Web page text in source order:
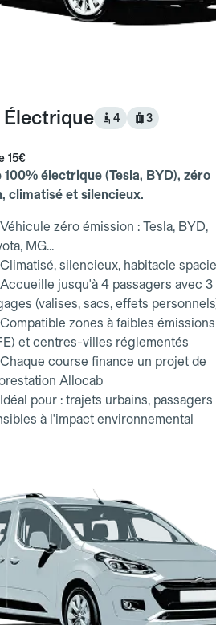
Électrique 4 3
15€
100% électrique (Tesla, BYD), zéro
climatisé et silencieux.
Véhicule zéro émission : Tesla, BYD,
MG...
Climatisé, silencieux, habitacle
Accueille jusqu'à 4 passagers avec 3
(valises, sacs, effets
Compatible zones à faibles émissions
et centres-villes réglementés
Chaque course finance un projet de
Allocab
Idéal pour : trajets urbains, passagers
à l'impact environnemental